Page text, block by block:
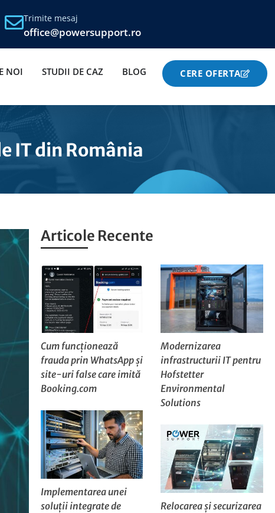
Trimite mesaj
office@powersupport.ro
NOI STUDII DE CAZ BLOG CERE OFERTA
IT din România
Articole Recente
Cum funcționează
frauda prin WhatsApp și
site-uri false care imită
Booking.com
Modernizarea
infrastructurii IT pentru
Hofstetter
Environmental
Solutions
Implementarea unei
soluții integrate de
Relocarea și securizarea